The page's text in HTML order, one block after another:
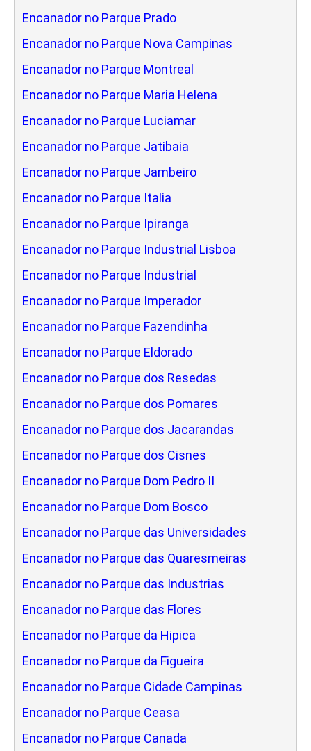
Encanador no Parque Prado
Encanador no Parque Nova Campinas
Encanador no Parque Montreal
Encanador no Parque Maria Helena
Encanador no Parque Luciamar
Encanador no Parque Jatibaia
Encanador no Parque Jambeiro
Encanador no Parque Italia
Encanador no Parque Ipiranga
Encanador no Parque Industrial Lisboa
Encanador no Parque Industrial
Encanador no Parque Imperador
Encanador no Parque Fazendinha
Encanador no Parque Eldorado
Encanador no Parque dos Resedas
Encanador no Parque dos Pomares
Encanador no Parque dos Jacarandas
Encanador no Parque dos Cisnes
Encanador no Parque Dom Pedro II
Encanador no Parque Dom Bosco
Encanador no Parque das Universidades
Encanador no Parque das Quaresmeiras
Encanador no Parque das Industrias
Encanador no Parque das Flores
Encanador no Parque da Hipica
Encanador no Parque da Figueira
Encanador no Parque Cidade Campinas
Encanador no Parque Ceasa
Encanador no Parque Canada